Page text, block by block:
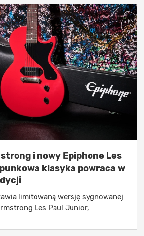
i nowy Epiphone Les
klasyka powraca w
limitowaną wersję sygnowanej
Les Paul Junior,